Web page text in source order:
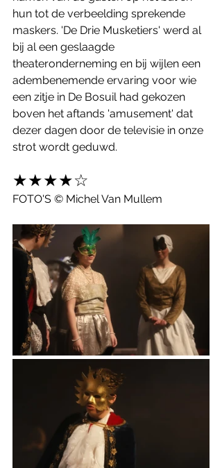
hun tot de verbeelding sprekende
maskers. 'De Drie Musketiers' werd al
bij al een geslaagde
theateronderneming en bij wijlen een
adembenemende ervaring voor wie
een zitje in De Bosuil had gekozen
boven het aftands 'amusement' dat
dezer dagen door de televisie in onze
strot wordt geduwd.
★★★★☆
FOTO'S © Michel Van Mullem